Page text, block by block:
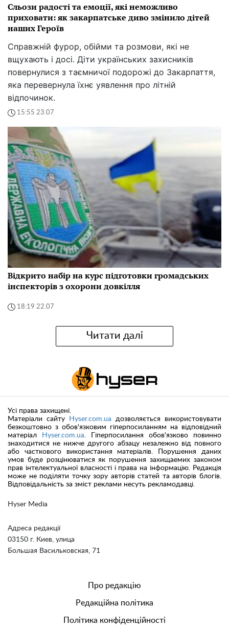
Сльози радості та емоції, які неможливо
приховати: як закарпатське диво змінило дітей
наших Героїв
Справжній фурор, обійми та розмови, які не
вщухають і досі. Діти українських захисників
повернулися з таємничої подорожі до Закарпаття,
яка перевернула їхнє уявлення про літній
відпочинок.
15:55 23.07
Відкрито набір на курс підготовки громадських
інспекторів з охорони довкілля
18:19 22.07
Читати далі
Hyser Media
Адреса редакції
03150 г. Киев, улица
Большая Васильковская, 71
Усі права захищені.
Матеріали сайту
Hyser.com.ua дозволяється використовувати
безкоштовно з обов'язковим гіперпосиланням на відповідний
матеріал
Hyser.com.ua . Гіперпосилання обов'язково повинно
знаходитися не нижче другого абзацу незалежно від повного
або часткового використання матеріалів. Порушення даних
умов буде розцінюватися як порушення захищаемих законом
прав інтелектуальної власності і права на інформацію. Редакція
може не поділяти точку зору авторів статей та авторів блогів.
Відповідальність за зміст реклами несуть рекламодавці.
Про редакцію
Редакційна політика
Політика конфіденційності